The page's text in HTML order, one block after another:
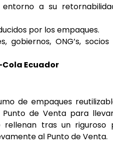
entorno a su
por los empaques.
gobiernos, ONG’s,
Cola Ecuador
de empaques
de Venta para
tras un riguroso
al Punto de Venta.